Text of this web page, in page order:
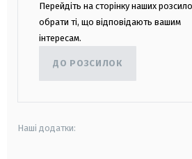
Перейдіть на сторінку наших
обрати ті, що відповідають вашим
інтересам.
ДО РОЗСИЛОК
Наші додатки: